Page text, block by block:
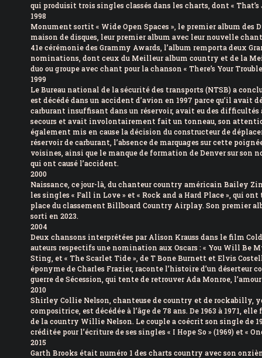
qui produisit trois singles classés dans les charts, dont « That’s
1998
Monument sortit « Wide Open Spaces », le premier album des
maison de disques, leur premier album avec leur nouvelle
41e cérémonie des Grammy Awards, l’album remporta deux
nominations, dont ceux du Meilleur album country et de la
duo ou groupe avec chant pour la chanson « There’s Your Trouble
1999
Le Bureau national de la sécurité des transports (NTSB) a
est décédé dans un accident d’avion en 1997 parce qu’il avait
carburant insuffisant dans un réservoir, avait eu des difficultés
secours et avait involontairement fait un tonneau, son
également mis en cause la décision du constructeur de
réservoir de carburant, l’absence de marquages ​​sur cette
voisines, ainsi que le manque de formation de Denver sur son
qui ont causé l’accident.
2000
Naissance, ce jour-là, du chanteur country américain Bailey
les singles « Fall in Love » et « Rock and a Hard Place », qui
place du classement Billboard Country Airplay. Son premier
sorti en 2023.
2004
Deux chansons interprétées par Alison Krauss dans le film
auteurs respectifs une nomination aux Oscars : « You Will Be
Sting, et « The Scarlet Tide », de T Bone Burnett et Elvis
éponyme de Charles Frazier, raconte l’histoire d’un déserteur
guerre de Sécession, qui tente de retrouver Ada Monroe,
2010
Shirley Collie Nelson, chanteuse de country et de rockabilly,
compositrice, est décédée à l’âge de 78 ans. De 1963 à 1971,
de la country Willie Nelson. Le couple a coécrit son single de
créditée pour l’écriture de ses singles « I Hope So » (1969) et «
2015
Garth Brooks était numéro 1 des charts country avec son